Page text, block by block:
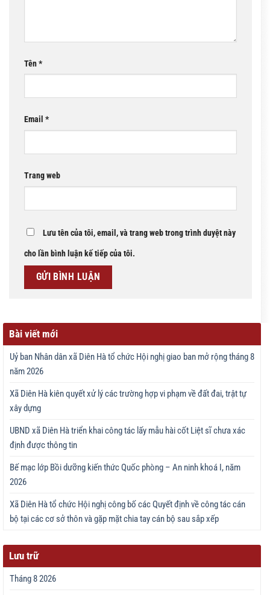
Tên*
Email *
Trang web
Lưu tên của tôi, email, và trang web trong trình duyệt này
cho lần bình luận kế tiếp của tôi.
Bài viết mới
Uỷ ban Nhân dân xã Diên Hà tổ chức Hội nghị giao ban mở rộng tháng 8
năm 2026
Xã Diên Hà kiên quyết xử lý các trường hợp vi phạm về đất đai, trật tự
xây dựng
UBND xã Diên Hà triển khai công tác lấy mẫu hài cốt Liệt sĩ chưa xác
định được thông tin
Bế mạc lớp Bồi dưỡng kiến thức Quốc phòng – An ninh khoá I, năm
2026
Xã Diên Hà tổ chức Hội nghị công bố các Quyết định về công tác cán
bộ tại các cơ sở thôn và gặp mặt chia tay cán bộ sau sắp xếp
Lưu trữ
Tháng 8 2026